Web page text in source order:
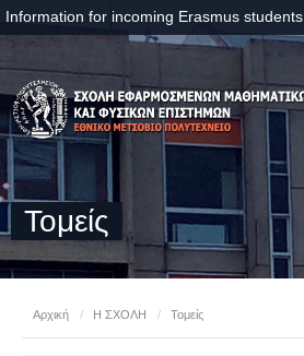
Information for incoming Erasmus students
Τομείς
Αρχική / Η ΣΧΟΛΗ / Τομείς